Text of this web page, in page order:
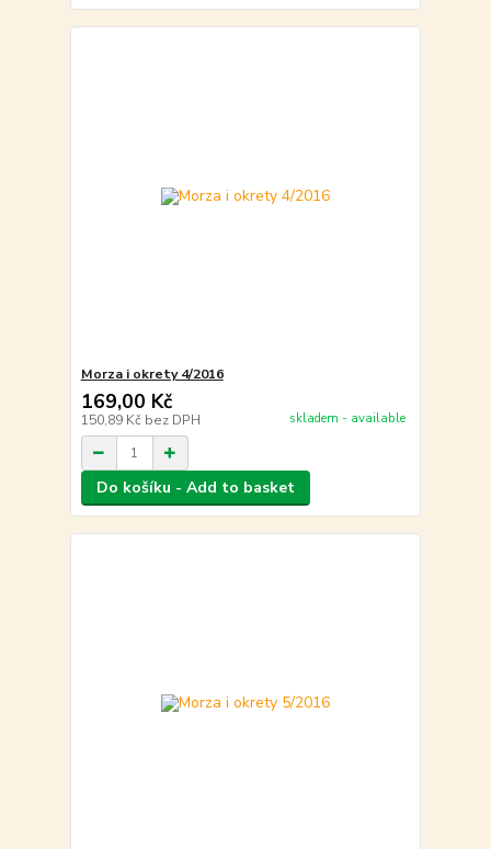
Morza i okrety 4/2016
169,00 Kč
150,89 Kč bez DPH skladem - available
Do košíku - Add to basket